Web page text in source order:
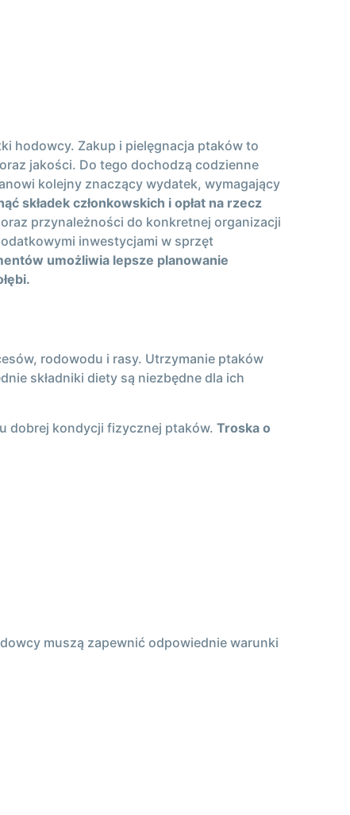
hodowcy. Zakup i pielęgnacja ptaków to
jakości. Do tego dochodzą codzienne
kolejny znaczący wydatek, wymagający
składek członkowskich i opłat na rzecz
przynależności do konkretnej organizacji
inwestycjami w sprzęt
umożliwia lepsze planowanie
rodowodu i rasy. Utrzymanie ptaków
składniki diety są niezbędne dla ich
dobrej kondycji fizycznej ptaków. Troska o
muszą zapewnić odpowiednie warunki